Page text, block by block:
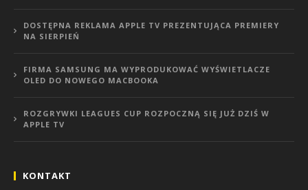
DOSTĘPNA REKLAMA APPLE TV PREZENTUJĄCA PREMIERY
NA SIERPIEŃ
FIRMA SAMSUNG MA WYPRODUKOWAĆ WYŚWIETLACZE
OLED DO NOWEGO MACBOOKA
ROZGRYWKI LEAGUES CUP ROZPOCZNĄ SIĘ JUŻ DZIŚ W
APPLE TV
KONTAKT